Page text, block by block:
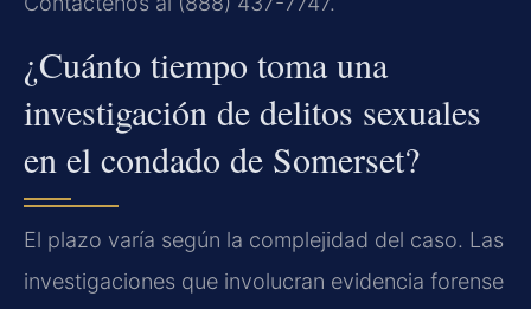
¿Cuánto tiempo toma una
investigación de delitos sexuales
en el condado de Somerset?
El plazo varía según la complejidad del caso. Las
investigaciones que involucran evidencia forense